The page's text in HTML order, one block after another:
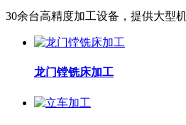
30余台高精度加工设备，提供大型
龙门镗铣床加工